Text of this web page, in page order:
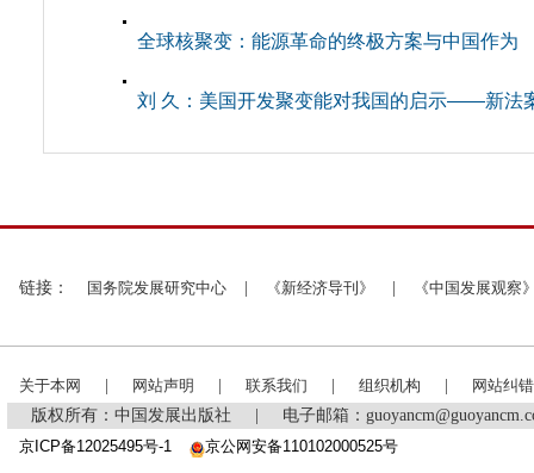
全球核聚变：能源革命的终极方案与中国作为
刘 久：美国开发聚变能对我国的启示——新法
链接： 国务院发展研究中心 《新经济导刊》 《中国发展观察
关于本网 网站声明 联系我们 组织机构
网站纠错
版权所有：中国发展出版社
电子邮箱：
京ICP备12025495号-1
京公网安备110102000525号